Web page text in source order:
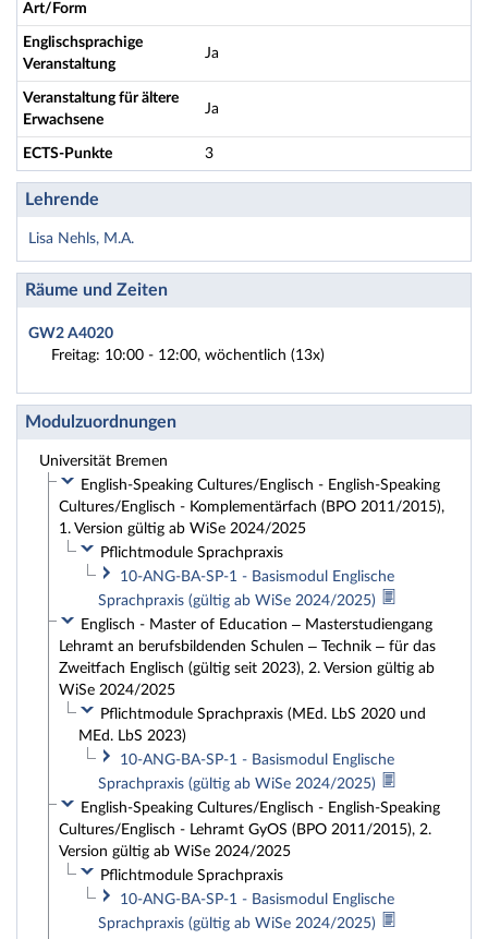
Art/Form
Englischsprachige
Veranstaltung
Ja
Veranstaltung für ältere
Erwachsene
Ja
ECTS-Punkte 3
Lehrende
Lisa Nehls, M.A.
Räume und Zeiten
GW2 A4020
Freitag: 10:00 - 12:00, wöchentlich (13x)
Modulzuordnungen
Universität Bremen
English-Speaking Cultures/Englisch - English-Speaking
Cultures/Englisch - Komplementärfach (BPO 2011/2015),
1. Version gültig ab WiSe 2024/2025
Pflichtmodule Sprachpraxis
10-ANG-BA-SP-1 - Basismodul Englische
Sprachpraxis (gültig ab WiSe 2024/2025)
Englisch - Master of Education – Masterstudiengang
Lehramt an berufsbildenden Schulen – Technik – für das
Zweitfach Englisch (gültig seit 2023), 2. Version gültig ab
WiSe 2024/2025
Pflichtmodule Sprachpraxis (MEd. LbS 2020 und
MEd. LbS 2023)
10-ANG-BA-SP-1 - Basismodul Englische
Sprachpraxis (gültig ab WiSe 2024/2025)
English-Speaking Cultures/Englisch - English-Speaking
Cultures/Englisch - Lehramt GyOS (BPO 2011/2015), 2.
Version gültig ab WiSe 2024/2025
Pflichtmodule Sprachpraxis
10-ANG-BA-SP-1 - Basismodul Englische
Sprachpraxis (gültig ab WiSe 2024/2025)